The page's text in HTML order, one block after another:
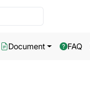
Document FAQ